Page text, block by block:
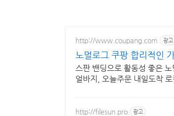
http://www.coupang.com 광고
노멀로그 쿠팡 합리적인
스판 밴딩으로 활동성 좋은
얼바지, 오늘주문 내일도착
http://filesun.pro 광고